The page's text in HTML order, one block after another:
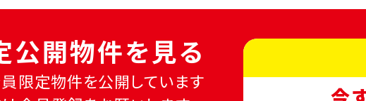
公開物件を見る
限定物件を公開しています